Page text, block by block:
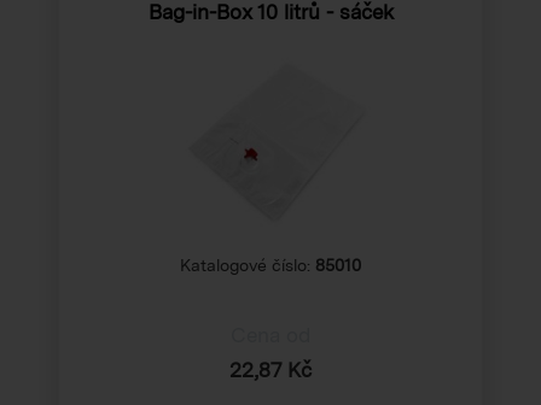
Bag-in-Box 10 litrů - sáček
Katalogové číslo: 85010
22,87 Kč